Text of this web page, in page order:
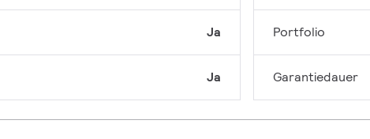
Ja
Ja
Portfolio
Garantiedauer